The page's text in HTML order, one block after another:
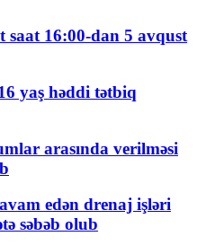
saat 16:00-dan 5 avqust
yaş həddi tətbiq
arasında verilməsi
edən drenaj işləri
səbəb olub